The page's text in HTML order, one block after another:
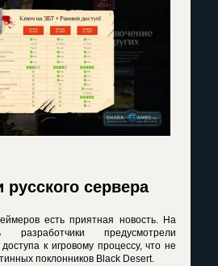
сервера
есть приятная новость. На
разработчики предусмотрели
к игровому процессу, что не
поклонников Black Desert.